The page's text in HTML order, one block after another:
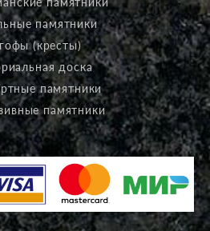
памятники
(кресты)
доска
памятники
памятники